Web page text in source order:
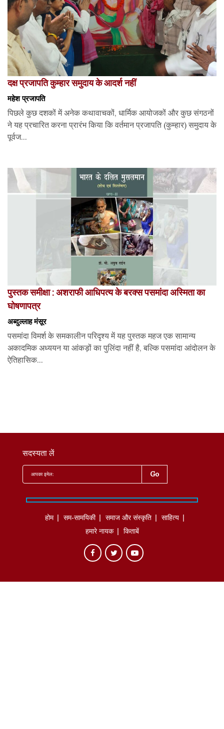
दक्ष प्रजापति कुम्हार समुदाय के आदर्श नहीं
महेश प्रजापति
पिछले कुछ दशकों में अनेक कथावाचकों, धार्मिक आयोजकों और कुछ संगठनों
ने यह प्रचारित करना प्रारंभ किया कि वर्तमान प्रजापति (कुम्हार) समुदाय के
पूर्वज...
पुस्तक समीक्षा : अशराफी आधिपत्य के बरक्स पसमांदा अस्मिता का
घोषणापत्र
अब्दुल्लाह मंसूर
पसमांदा विमर्श के समकालीन परिदृश्य में यह पुस्तक महज एक सामान्य
अकादमिक अध्ययन या आंकड़ों का पुलिंदा नहीं है, बल्कि पसमांदा आंदोलन के
ऐतिहासिक...
सदस्यता लें
होम सम-सामयिकी समाज और संस्कृति
साहित्‍य
हमारे नायक
किताबें